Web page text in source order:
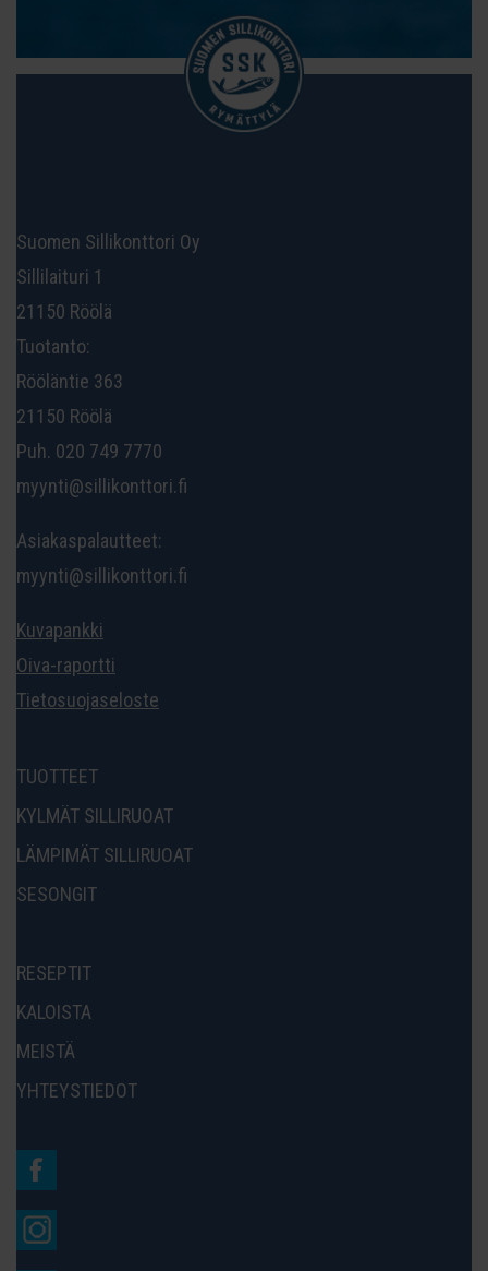
Suomen Sillikonttori Oy
Sillilaituri 1
21150 Röölä
Tuotanto:
Rööläntie 363
21150 Röölä
Puh. 020 749 7770
myynti@sillikonttori.fi
Asiakaspalautteet:
myynti@sillikonttori.fi
Kuvapankki
Oiva-raportti
Tietosuojaseloste
TUOTTEET
KYLMÄT SILLIRUOAT
LÄMPIMÄT SILLIRUOAT
SESONGIT
RESEPTIT
KALOISTA
MEISTÄ
YHTEYSTIEDOT